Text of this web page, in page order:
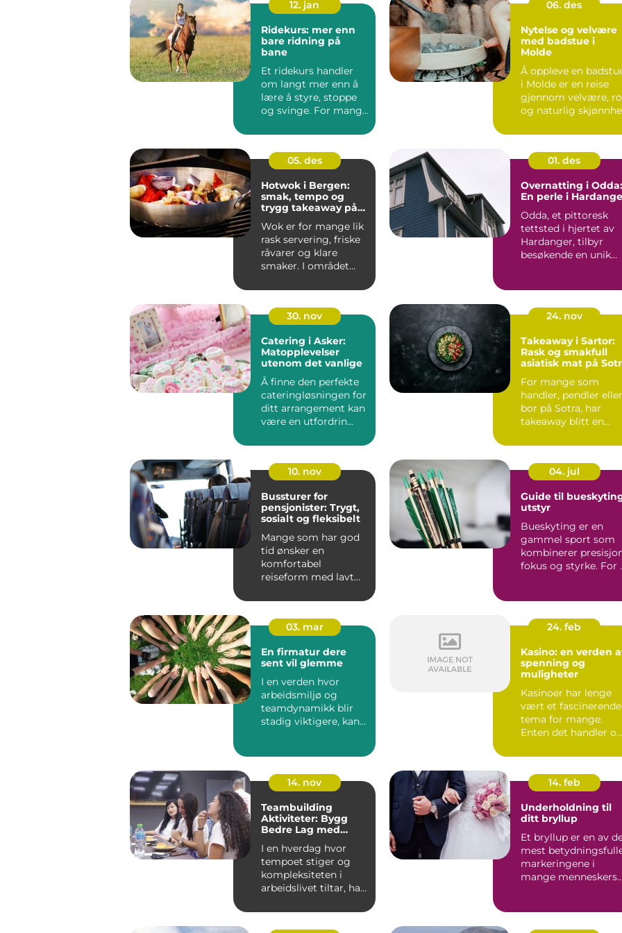
12. jan
Ridekurs: mer enn
bare ridning på
bane
Et ridekurs handler
om langt mer enn å
lære å styre, stoppe
og svinge. For mange
06. des
Nytelse og velvære
med badstue i
Molde
Å oppleve en
i Molde er en reise
gjennom velvære, ro
og naturlig
05. des
Hotwok i Bergen:
smak, tempo og
trygg takeaway på
Wok er for mange lik
rask servering, friske
råvarer og klare
smaker. I området
01. des
Overnatting i Odda:
En perle i
Odda, et pittoresk
tettsted i hjertet av
Hardanger, tilbyr
besøkende en unik
30. nov
Catering i Asker:
Matopplevelser
utenom det vanlige
Å finne den perfekte
cateringløsningen for
ditt arrangement kan
være en utfordrin...
24. nov
Takeaway i Sartor:
Rask og smakfull
asiatisk mat på
For mange som
handler, pendler eller
bor på Sotra, har
takeaway blitt en
10. nov
Bussturer for
pensjonister: Trygt,
sosialt og fleksibelt
Mange som har god
tid ønsker en
komfortabel
reiseform med lavt
samtale...
04. jul
Guide til
utstyr
Bueskyting er en
gammel sport som
kombinerer
fokus og styrke. For
03. mar
En firmatur dere
sent vil glemme
I en verden hvor
arbeidsmiljø og
teamdynamikk blir
stadig viktigere, kan
24. feb
Kasino: en verden
spenning og
muligheter
Kasinoer har lenge
vært et fascinerende
tema for mange.
Enten det handler om
14. nov
Teambuilding
Aktiviteter: Bygg
Bedre Lag med
I en hverdag hvor
tempoet stiger og
kompleksiteten i
arbeidslivet tiltar, har
godt...
14. feb
Underholdning til
ditt bryllup
Et bryllup er en av
mest
markeringene i
mange menneskers